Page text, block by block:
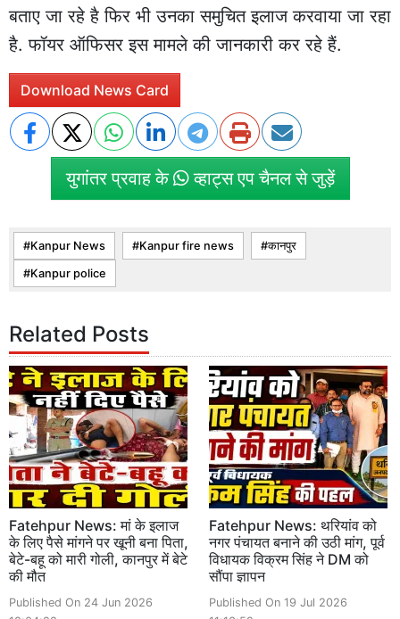
बताए जा रहे है फिर भी उनका समुचित इलाज करवाया जा रहा
है. फॉयर ऑफिसर इस मामले की जानकारी कर रहे हैं.
Download News Card
युगांतर प्रवाह के व्हाट्स एप चैनल से जुड़ें
Kanpur News Kanpur fire news कानपुर
Kanpur police
Related Posts
Fatehpur News: मां के इलाज
के लिए पैसे मांगने पर खूनी बना पिता,
बेटे-बहू को मारी गोली, कानपुर में बेटे
की मौत
Published On 24 Jun 2026
Fatehpur News: थरियांव को
नगर पंचायत बनाने की उठी मांग, पूर्व
विधायक विक्रम सिंह ने DM को
सौंपा ज्ञापन
Published On 19 Jul 2026